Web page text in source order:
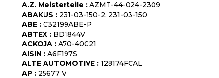
A.Z. Meisterteile : AZMT-44-024-2309
ABAKUS : 231-03-150-2, 231-03-150
ABE : C32199ABE-P
ABTEX : BD1844V
ACKOJA : A70-40021
AISIN : A6F197S
ALTE AUTOMOTIVE : 128174FCAL
AP : 25677 V